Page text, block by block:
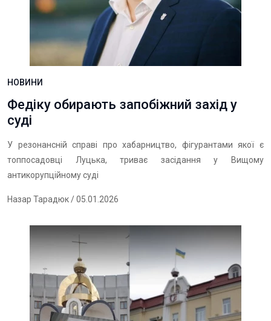
НОВИНИ
Федіку обирають запобіжний захід у
суді
У резонансній справі про хабарництво, фігурантами якої є
топпосадовці Луцька, триває засідання у Вищому
антикорупційному суді
Назар Тарадюк/ 05.01.2026